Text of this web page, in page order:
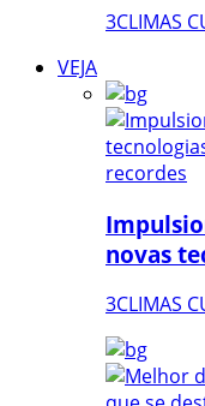
3CLIMAS
VEJA
novas
3CLIMAS